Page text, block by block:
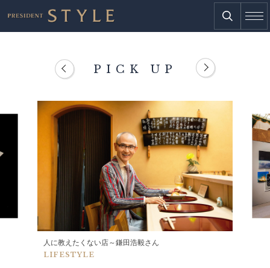
PICK UP
人に教えたくない店～鎌田浩毅さん
LIFESTYLE